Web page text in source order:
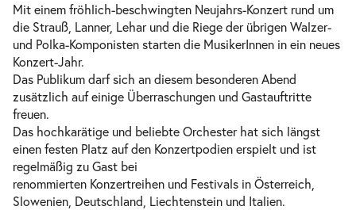
Mit einem fröhlich-beschwingten Neujahrs-Konzert rund um
die Strauß, Lanner, Lehar und die Riege der übrigen Walzer-
und Polka-Komponisten starten die MusikerInnen in ein neues
Konzert-Jahr.
Das Publikum darf sich an diesem besonderen Abend
zusätzlich auf einige Überraschungen und Gastauftritte
freuen.
Das hochkarätige und beliebte Orchester hat sich längst
einen festen Platz auf den Konzertpodien erspielt und ist
regelmäßig zu Gast bei
renommierten Konzertreihen und Festivals in Österreich,
Slowenien, Deutschland, Liechtenstein und Italien.